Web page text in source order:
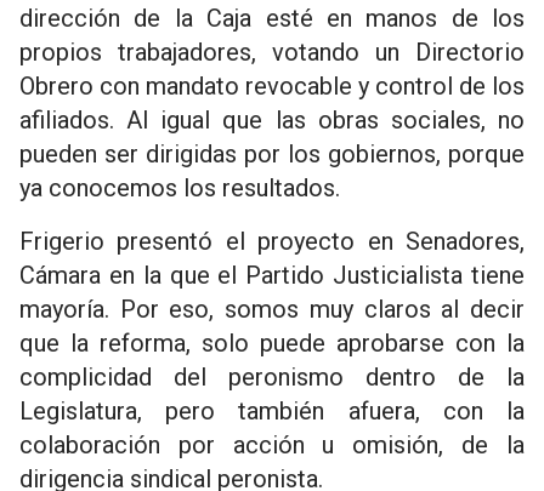
dirección de la Caja esté en manos de los
propios trabajadores, votando un Directorio
Obrero con mandato revocable y control de los
afiliados. Al igual que las obras sociales, no
pueden ser dirigidas por los gobiernos, porque
ya conocemos los resultados.
Frigerio presentó el proyecto en Senadores,
Cámara en la que el Partido Justicialista tiene
mayoría. Por eso, somos muy claros al decir
que la reforma, solo puede aprobarse con la
complicidad del peronismo dentro de la
Legislatura, pero también afuera, con la
colaboración por acción u omisión, de la
dirigencia sindical peronista.